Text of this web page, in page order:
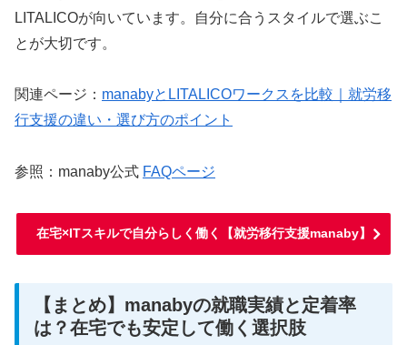
LITALICOが向いています。自分に合うスタイルで選ぶこ
とが大切です。
関連ページ： manabyと LITALICOワークスを比較｜就労移
行支援の違い・選び方のポイント
参照： manaby公式 FAQページ
在宅×ITスキルで自分らしく働く【就労移行支援manaby】
【まとめ】manabyの就職実績と定着率
は？在宅でも安定して働く選択肢